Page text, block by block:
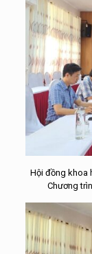
Hội đồng khoa
Chương